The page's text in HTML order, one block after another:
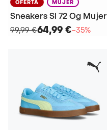
OFERTA MUJER
Sneakers Sl 72 Og Mujer
99,99 €64,99 €−35%